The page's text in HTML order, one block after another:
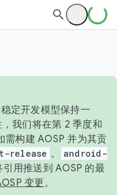
定开发模型保持一
我们将在第 2 季度和
需构建 AOSP 并为其贡
release 。
android-
用推送到 AOSP 的最
变更。